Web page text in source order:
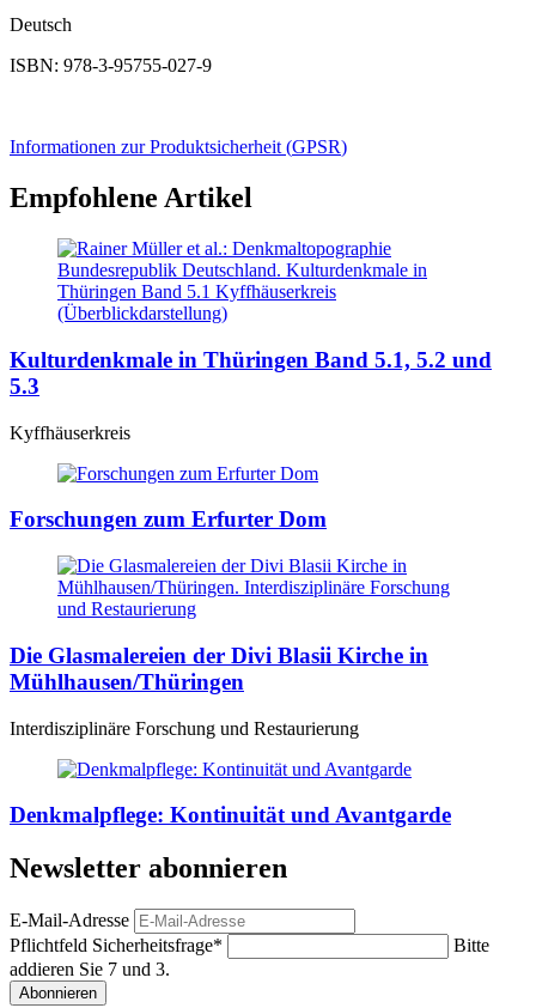
Deutsch
ISBN: 978-3-95755-027-9
Informationen zur Produktsicherheit (GPSR)
Empfohlene Artikel
Kulturdenkmale in Thüringen Band 5.1, 5.2 und
5.3
Kyffhäuserkreis
Forschungen zum Erfurter Dom
Die Glasmalereien der Divi Blasii Kirche in
Mühlhausen/Thüringen
Interdisziplinäre Forschung und Restaurierung
Denkmalpflege: Kontinuität und Avantgarde
Newsletter abonnieren
E-Mail-Adresse
Pflichtfeld Sicherheitsfrage*
Bitte
addieren Sie 7 und 3.
Abonnieren